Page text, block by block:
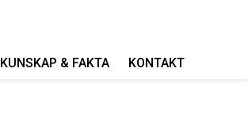
KUNSKAP & FAKTA KONTAKT